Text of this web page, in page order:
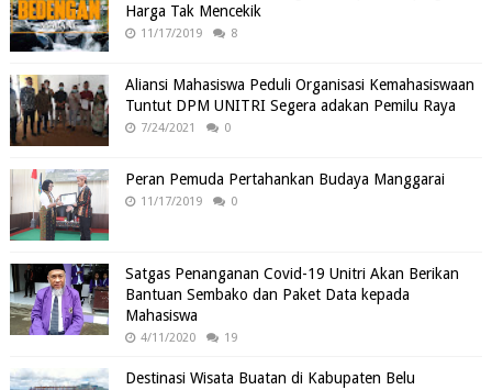
Harga Tak Mencekik
11/17/2019 8
Aliansi Mahasiswa Peduli Organisasi Kemahasiswaan
Tuntut DPM UNITRI Segera adakan Pemilu Raya
7/24/2021 0
Peran Pemuda Pertahankan Budaya Manggarai
11/17/2019 0
Satgas Penanganan Covid-19 Unitri Akan Berikan
Bantuan Sembako dan Paket Data kepada
Mahasiswa
4/11/2020 19
Destinasi Wisata Buatan di Kabupaten Belu